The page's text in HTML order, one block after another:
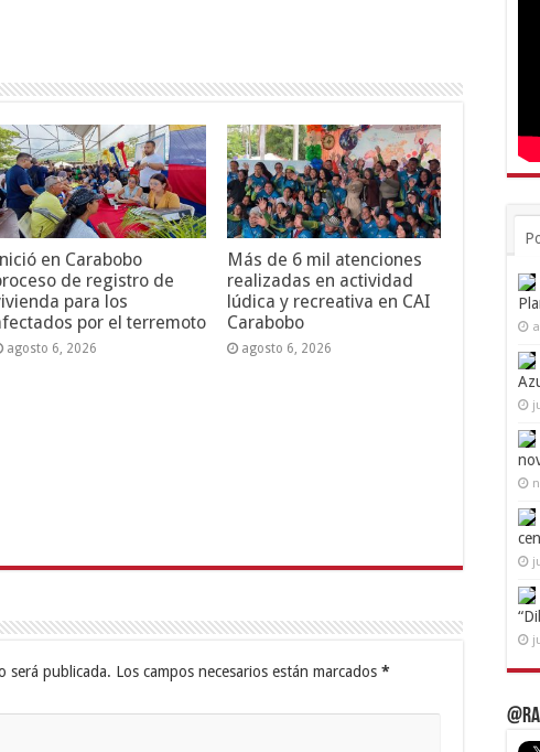
en Carabobo
de registro de
para los
por el terremoto
agosto 6, 2026
Más de 6 mil atenciones
realizadas en actividad
lúdica y recreativa en CAI
Carabobo
agosto 6, 2026
será publicada. Los campos necesarios están marcados *